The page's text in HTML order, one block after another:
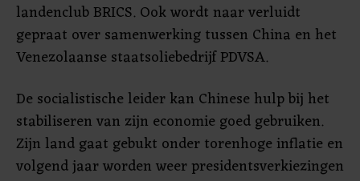
landenclub BRICS. Ook wordt naar verluidt
gepraat over samenwerking tussen China en het
Venezolaanse staatsoliebedrijf PDVSA.
De socialistische leider kan Chinese hulp bij het
stabiliseren van zijn economie goed gebruiken.
Zijn land gaat gebukt onder torenhoge inflatie en
volgend jaar worden weer presidentsverkiezingen